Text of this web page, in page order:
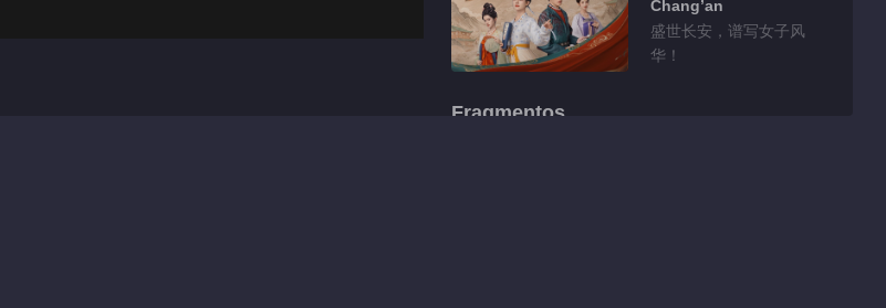
Chang’an
盛世长安，谱写女子风
华！
Fragmentos